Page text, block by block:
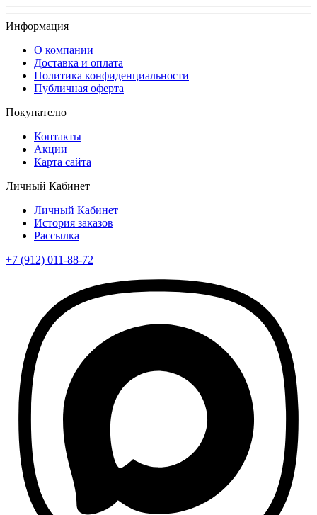
Информация
О компании
Доставка и оплата
Политика конфиденциальности
Публичная оферта
Покупателю
Контакты
Акции
Карта сайта
Личный Кабинет
Личный Кабинет
История заказов
Рассылка
+7 (912) 011-88-72